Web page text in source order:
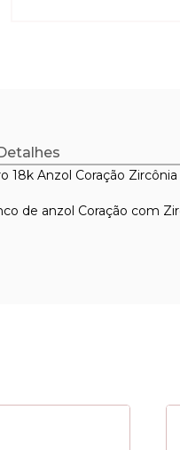
18k Anzol Coração
de anzol Coração com